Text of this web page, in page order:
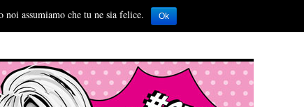
assumiamo che tu ne sia felice. Ok